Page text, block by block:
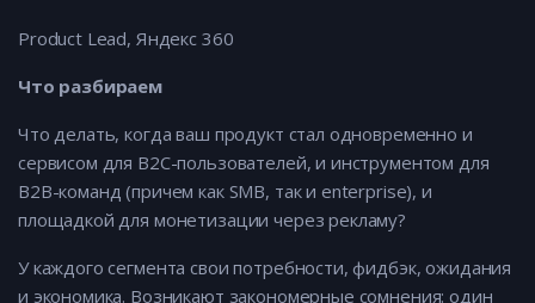
Product Lead, Яндекс 360
Что разбираем
Что делать, когда ваш продукт стал одновременно и
сервисом для B2C-пользователей, и инструментом для
B2B-команд (причем как SMB, так и enterprise), и
площадкой для монетизации через рекламу?
У каждого сегмента свои потребности, фидбэк, ожидания
и экономика. Возникают закономерные сомнения: один